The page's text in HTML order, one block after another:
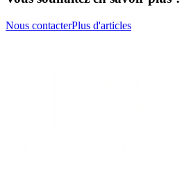
Nous contacterPlus d'articles